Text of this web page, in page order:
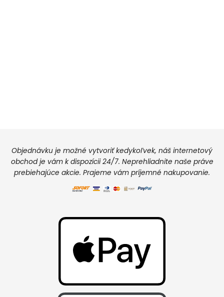
Objednávku je možné vytvoriť kedykoľvek, náš internetový
obchod je vám k dispozícii 24/7. Neprehliadnite naše práve
prebiehajúce akcie. Prajeme vám príjemné nakupovanie.